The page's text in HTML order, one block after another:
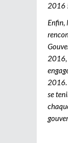
2016
Enfin,
2016,
2016.
se